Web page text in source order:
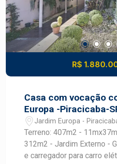
R$
Casa com vocação
Europa -Piracicaba-
Jardim Europa -
Terreno: 407m2 -
312m2 - Jardim Externo - Garagem para 3 carros
e carregador para carro elétrico - Hall de